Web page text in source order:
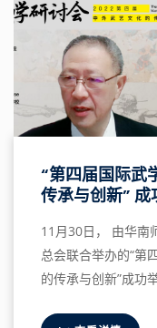
“第四届国际
传承与创新” 成
11月30日， 由华南
总会联合举办的“
的传承与创新”成功